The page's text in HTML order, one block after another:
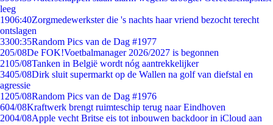
leeg
1906:40Zorgmedewerkster die 's nachts haar vriend bezocht terecht
ontslagen
3300:35Random Pics van de Dag #1977
205/08De FOK!Voetbalmanager 2026/2027 is begonnen
2105/08Tanken in België wordt nóg aantrekkelijker
3405/08Dirk sluit supermarkt op de Wallen na golf van diefstal en
agressie
1205/08Random Pics van de Dag #1976
604/08Kraftwerk brengt ruimteschip terug naar Eindhoven
2004/08Apple vecht Britse eis tot inbouwen backdoor in iCloud aan